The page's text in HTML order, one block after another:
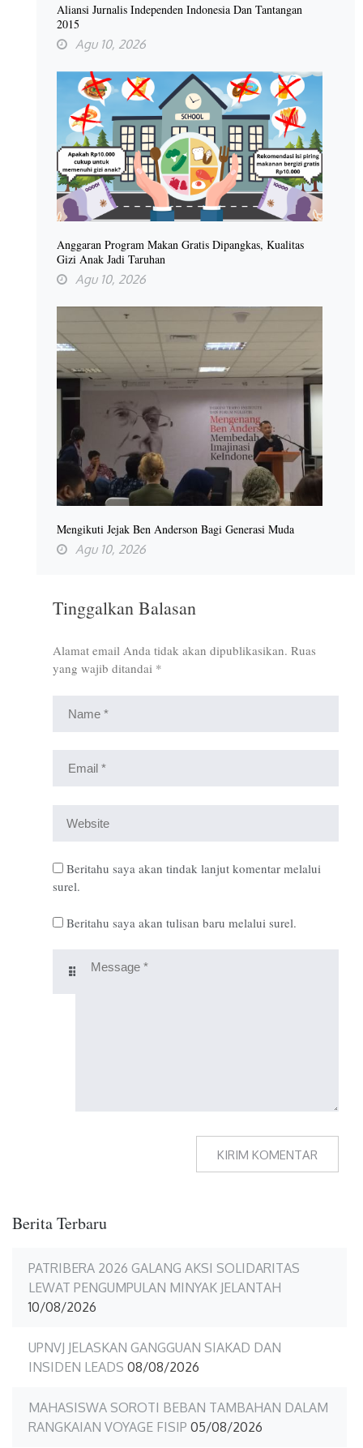
Aliansi Jurnalis Independen Indonesia Dan Tantangan
2015
Agu 10, 2026
Anggaran Program Makan Gratis Dipangkas, Kualitas
Gizi Anak Jadi Taruhan
Agu 10, 2026
Mengikuti Jejak Ben Anderson Bagi Generasi Muda
Agu 10, 2026
Tinggalkan Balasan
Alamat email Anda tidak akan dipublikasikan. Ruas
yang wajib ditandai *
Beritahu saya akan tindak lanjut komentar melalui
surel.
Beritahu saya akan tulisan baru melalui surel.
Berita Terbaru
PATRIBERA 2026 GALANG AKSI SOLIDARITAS
LEWAT PENGUMPULAN MINYAK JELANTAH
10/08/2026
UPNVJ JELASKAN GANGGUAN SIAKAD DAN
INSIDEN LEADS 08/08/2026
MAHASISWA SOROTI BEBAN TAMBAHAN DALAM
RANGKAIAN VOYAGE FISIP 05/08/2026